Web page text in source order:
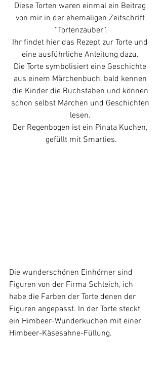
Diese Torten waren einmal ein Beitrag
von mir in der ehemaligen Zeitschrift
''Tortenzauber''.
Ihr findet hier das Rezept zur Torte und
eine ausführliche Anleitung dazu.
Die Torte symbolisiert eine Geschichte
aus einem Märchenbuch, bald kennen
die Kinder die Buchstaben und können
schon selbst Märchen und Geschichten
lesen.
Der Regenbogen ist ein Pinata Kuchen,
gefüllt mit Smarties.
Die wunderschönen Einhörner sind
Figuren von der Firma Schleich, ich
habe die Farben der Torte denen der
Figuren angepasst. In der Torte steckt
ein Himbeer-Wunderkuchen mit einer
Himbeer-Käsesahne-Füllung.